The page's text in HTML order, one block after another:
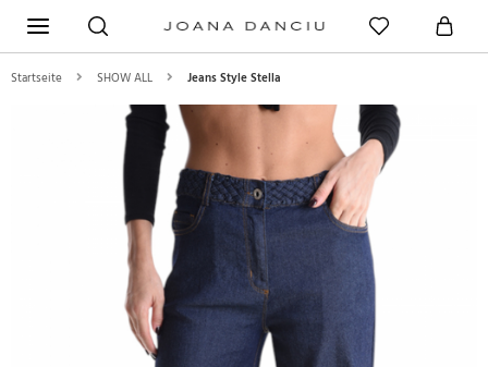
Startseite SHOW ALL Jeans Style Stella